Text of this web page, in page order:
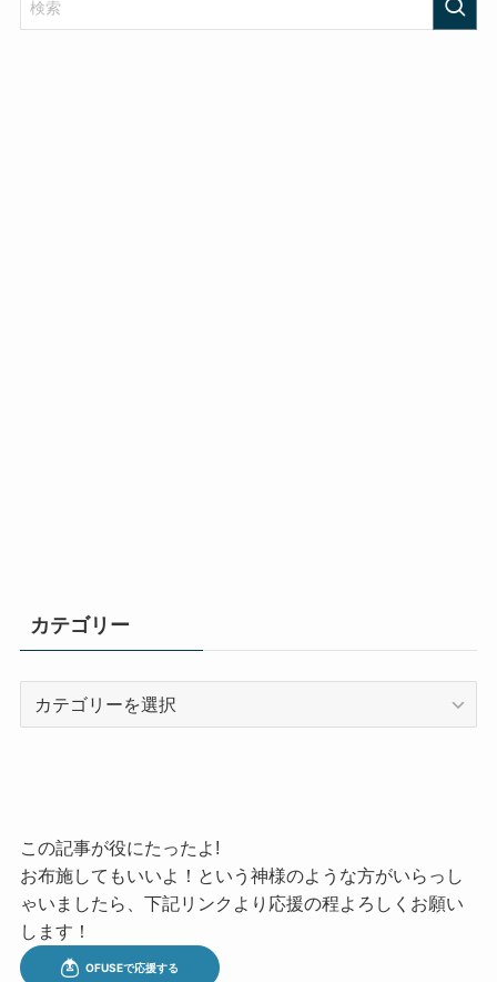
カテゴリー
この記事が役にたったよ!
お布施してもいいよ！という神様のような方がいらっし
ゃいましたら、下記リンクより応援の程よろしくお願い
します！